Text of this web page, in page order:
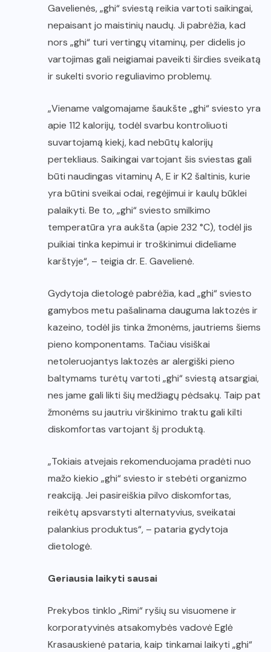
Gavelienės, „ghi“ sviestą reikia vartoti saikingai,
nepaisant jo maistinių naudų. Ji pabrėžia, kad
nors „ghi“ turi vertingų vitaminų, per didelis jo
vartojimas gali neigiamai paveikti širdies sveikatą
ir sukelti svorio reguliavimo problemų.
„Viename valgomajame šaukšte „ghi“ sviesto yra
apie 112 kalorijų, todėl svarbu kontroliuoti
suvartojamą kiekį, kad nebūtų kalorijų
pertekliaus. Saikingai vartojant šis sviestas gali
būti naudingas vitaminų A, E ir K2 šaltinis, kurie
yra būtini sveikai odai, regėjimui ir kaulų būklei
palaikyti. Be to, „ghi“ sviesto smilkimo
temperatūra yra aukšta (apie 232 °C), todėl jis
puikiai tinka kepimui ir troškinimui dideliame
karštyje“, – teigia dr. E. Gavelienė.
Gydytoja dietologė pabrėžia, kad „ghi“ sviesto
gamybos metu pašalinama dauguma laktozės ir
kazeino, todėl jis tinka žmonėms, jautriems šiems
pieno komponentams. Tačiau visiškai
netoleruojantys laktozės ar alergiški pieno
baltymams turėtų vartoti „ghi“ sviestą atsargiai,
nes jame gali likti šių medžiagų pėdsakų. Taip pat
žmonėms su jautriu virškinimo traktu gali kilti
diskomfortas vartojant šį produktą.
„Tokiais atvejais rekomenduojama pradėti nuo
mažo kiekio „ghi“ sviesto ir stebėti organizmo
reakciją. Jei pasireiškia pilvo diskomfortas,
reikėtų apsvarstyti alternatyvius, sveikatai
palankius produktus“, – pataria gydytoja
dietologė.
Geriausia laikyti sausai
Prekybos tinklo „Rimi“ ryšių su visuomene ir
korporatyvinės atsakomybės vadovė Eglė
Krasauskienė pataria, kaip tinkamai laikyti „ghi“